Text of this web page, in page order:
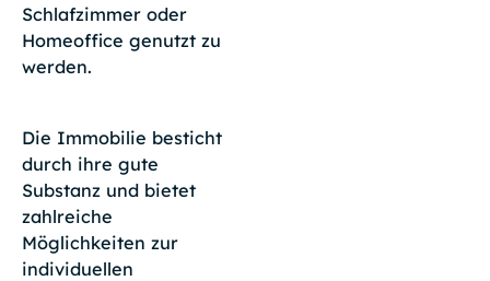
Schlafzimmer oder
Homeoffice genutzt zu
werden.
Die Immobilie besticht
durch ihre gute
Substanz und bietet
zahlreiche
Möglichkeiten zur
individuellen